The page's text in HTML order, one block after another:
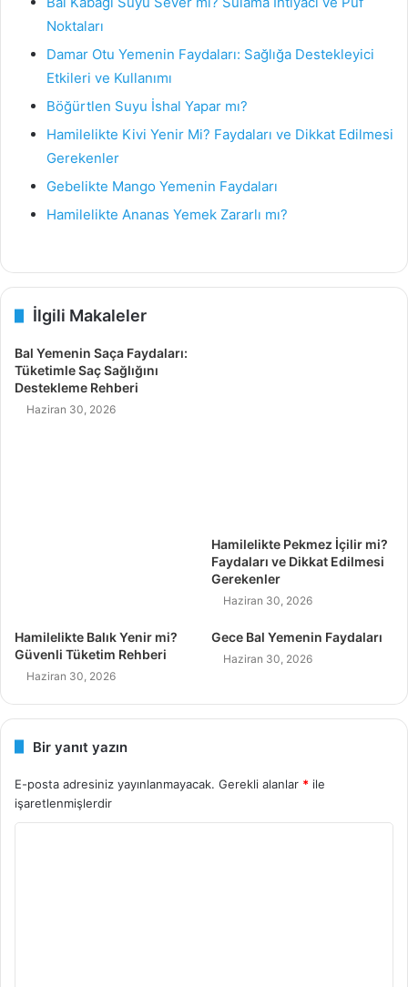
Noktaları
Damar Otu Yemenin Faydaları: Sağlığa Destekleyici
Etkileri ve Kullanımı
Böğürtlen Suyu İshal Yapar mı?
Hamilelikte Kivi Yenir Mi? Faydaları ve Dikkat Edilmesi
Gerekenler
Gebelikte Mango Yemenin Faydaları
Hamilelikte Ananas Yemek Zararlı mı?
İlgili Makaleler
Bal Yemenin Saça Faydaları:
Tüketimle Saç Sağlığını
Destekleme Rehberi
Haziran 30, 2026
Hamilelikte Pekmez İçilir mi?
Faydaları ve Dikkat Edilmesi
Gerekenler
Haziran 30, 2026
Hamilelikte Balık Yenir mi?
Güvenli Tüketim Rehberi
Haziran 30, 2026
Gece Bal Yemenin Faydaları
Haziran 30, 2026
Bir yanıt yazın
E-posta adresiniz yayınlanmayacak. Gerekli alanlar * ile
işaretlenmişlerdir